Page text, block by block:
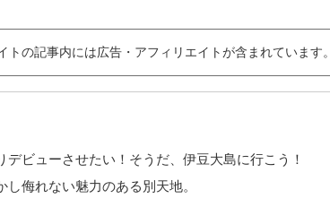
トの記事内には広告・アフィリエイトが含まれています。
ビューさせたい！そうだ、伊豆大島に行こう！
侮れない魅力のある別天地。